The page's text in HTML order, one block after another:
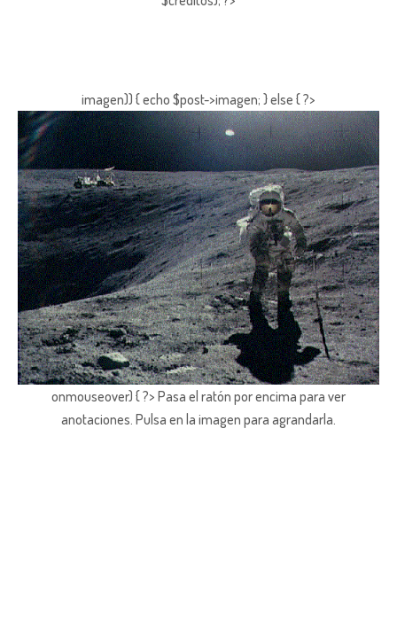
imagen)) { echo $post->imagen; } else { ?>
onmouseover) { ?> Pasa el ratón por encima para ver
anotaciones. Pulsa en la imagen para agrandarla.